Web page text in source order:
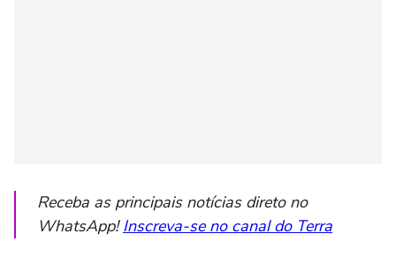
Receba as principais notícias direto no
WhatsApp!Inscreva-se no canal do Terra